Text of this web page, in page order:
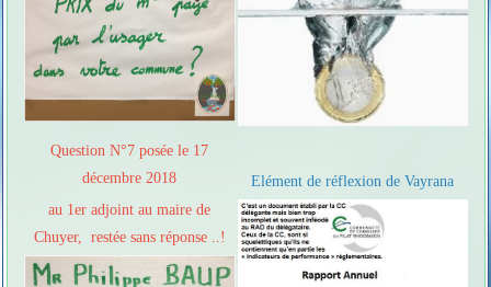
Question N°7 posée le 17
décembre 2018
au 1er adjoint au maire de
Chuyer, restée sans réponse ..!
Elément de réflexion de Vayrana